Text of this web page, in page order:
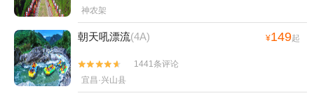
神农架
朝天吼漂流(4A) ¥149起


1441条评论
宜昌·兴山县